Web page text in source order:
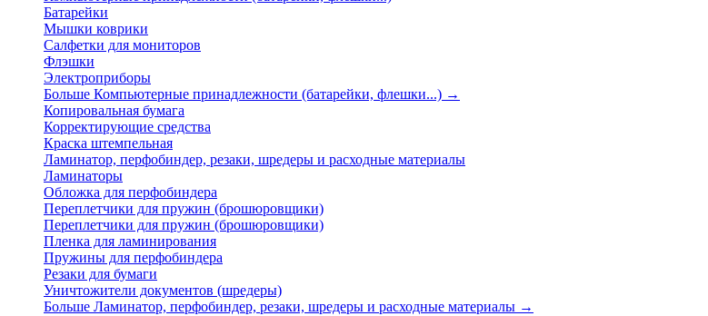
Батарейки
Мышки коврики
Салфетки для мониторов
Флэшки
Электроприборы
Больше Компьютерные принадлежности (батарейки, флешки...) →
Копировальная бумага
Корректирующие средства
Краска штемпельная
Ламинатор, перфобиндер, резаки, шредеры и расходные материалы
Ламинаторы
Обложка для перфобиндера
Переплетчики для пружин (брошюровщики)
Переплетчики для пружин (брошюровщики)
Пленка для ламинирования
Пружины для перфобиндера
Резаки для бумаги
Уничтожители документов (шредеры)
Больше Ламинатор, перфобиндер, резаки, шредеры и расходные материалы →